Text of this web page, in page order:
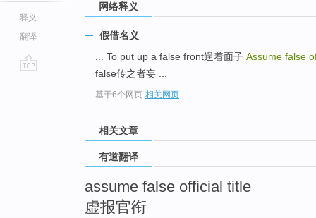
释义
翻译
网络释义
假借名义
... To put up a false front逞着面子 Assume false
false传之者妄 ...
基于6个网页-相关网页
相关文章
有道翻译
assume false official title
虚报官衔